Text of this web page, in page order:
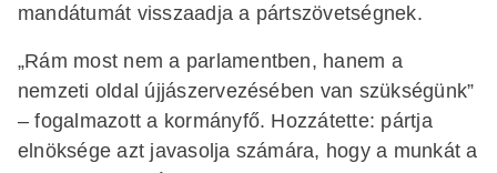
mandátumát visszaadja a pártszövetségnek.
„Rám most nem a parlamentben, hanem a
nemzeti oldal újjászervezésében van szükségünk”
– fogalmazott a kormányfő. Hozzátette: pártja
elnöksége azt javasolja számára, hogy a munkát a